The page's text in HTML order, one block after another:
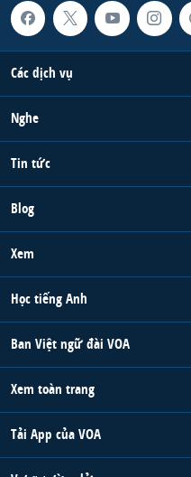
Các dịch vụ
Nghe
Tin tức
Blog
Xem
Học tiếng Anh
Ban Việt ngữ đài VOA
Xem toàn trang
Tải App của VOA